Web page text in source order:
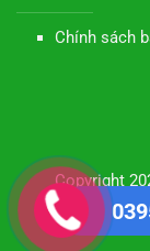
Chính sách
Copyright